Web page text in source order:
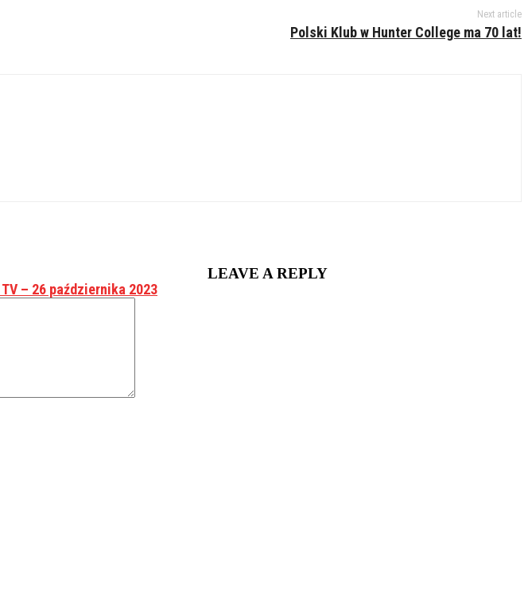
Next article
Polski Klub w Hunter College ma 70 lat!
– 26 października 2023
LEAVE A REPLY